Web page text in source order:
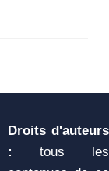
Droits d'auteurs
:
tous les